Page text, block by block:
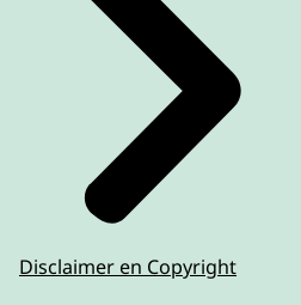
Disclaimer en Copyright